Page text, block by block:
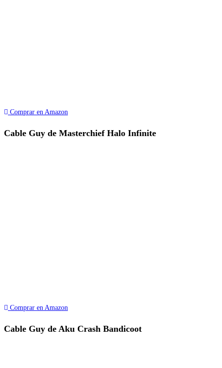
Comprar en Amazon
Cable Guy de Masterchief Halo Infinite
Comprar en Amazon
Cable Guy de Aku Crash Bandicoot